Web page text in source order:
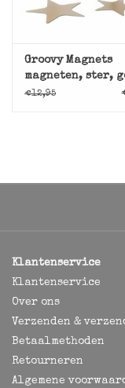
Groovy Magnets
magneten, ster,
€12,95
Klantenservice
Klantenservice
Over ons
Verzenden &
Betaalmethoden
Retourneren
Algemene